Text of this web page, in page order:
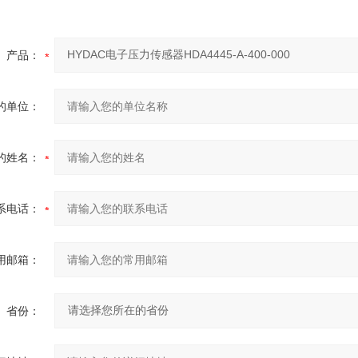
产品：
单位：
姓名：
电话：
邮箱：
省份：